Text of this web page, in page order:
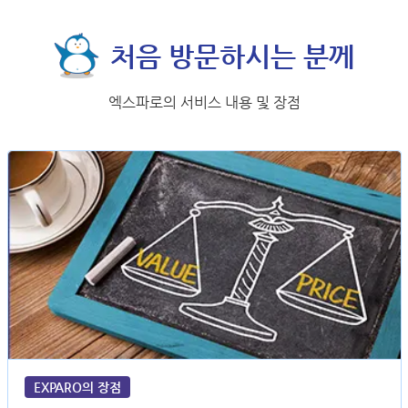
처음 방문하시는 분께
엑스파로의 서비스 내용 및 장점
EXPARO의 장점